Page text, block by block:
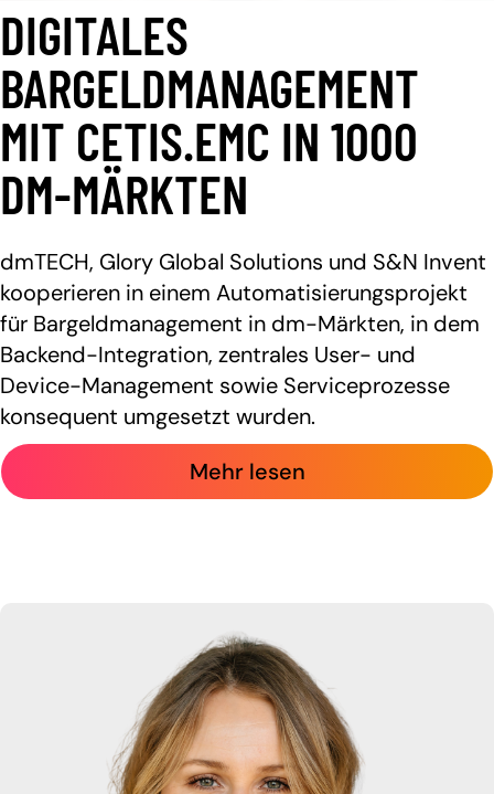
DIGITALES
BARGELDMANAGEMENT
MIT CETIS.EMC IN 1000
DM-MÄRKTEN
dmTECH, Glory Global Solutions und S&N Invent
kooperieren in einem Automatisierungsprojekt
für Bargeldmanagement in dm-Märkten, in dem
Backend-Integration, zentrales User- und
Device-Management sowie Serviceprozesse
konsequent umgesetzt wurden.
Mehr lesen